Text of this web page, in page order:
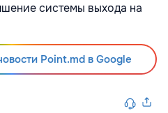
системы выхода на
Point.md в Google